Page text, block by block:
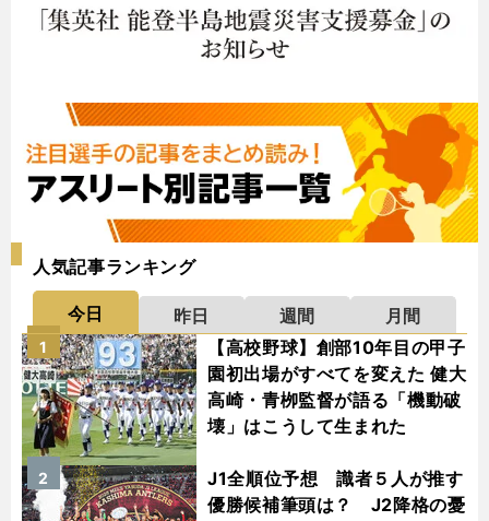
人気記事ランキング
今日 昨日 週間
月間
【高校野球】創部10年目の甲子
園初出場がすべてを変えた 健大
高崎・青栁監督が語る「機動破
壊」はこうして生まれた
1
J1全順位予想 識者５人が推す
優勝候補筆頭は？ J2降格の憂
2